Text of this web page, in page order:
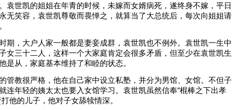
袁世凯的姐姐在年青的时候，未嫁而女婿病死，遂终身不嫁，平日
无笑容，袁世凯尊敬而畏惮之，就算当了大总统后，每次向姐姐请
期，大户人家一般都是妻妾成群，袁世凯也不例外。袁世凯一生中
女三十二人，这样一个大家庭肯定会很多矛盾，但至少在袁世凯生
是从，家庭基本维持了和睦的状态。
管教很严格，他在自己家中设立私塾，并分为男馆、女馆。不但子
连年轻的姨太太也要入女馆学习。袁世凯虽然信奉“棍棒之下出孝
他的儿子，他对子女舔犊情深。